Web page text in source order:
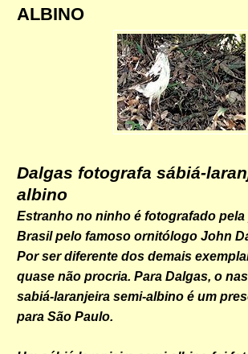
ALBINO
Dalgas fotografa sábiá-
albino
Estranho no ninho é fotografado pela
Brasil pelo famoso ornitólogo John
Por ser diferente dos demais
quase não procria. Para Dalgas, o
sabiá-laranjeira semi-albino é um
para São Paulo.